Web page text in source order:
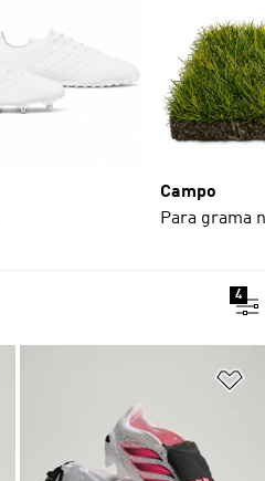
Campo
Para grama
4
Adicionar à Lista de Desejos